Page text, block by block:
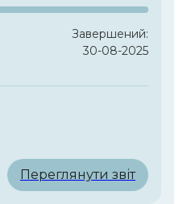
Завершений:
30-08-2025
Переглянути звіт